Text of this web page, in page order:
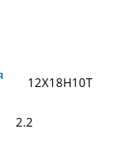
12Х18Н10Т
2.2